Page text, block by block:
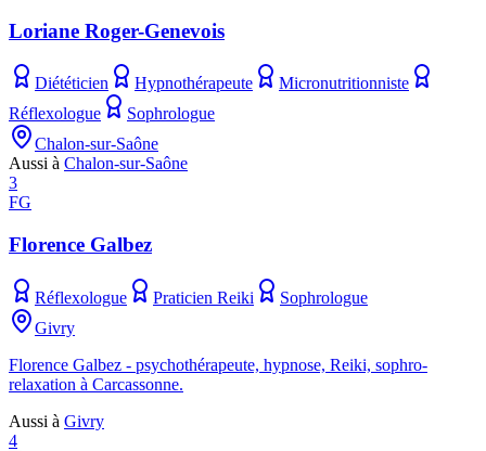
Loriane Roger-Genevois
Diététicien Hypnothérapeute
Micronutritionniste
Réflexologue
Sophrologue
Chalon-sur-Saône
Aussi à Chalon-sur-Saône
3
FG
Florence Galbez
Réflexologue Praticien Reiki
Sophrologue
Givry
Florence Galbez - psychothérapeute, hypnose, Reiki, sophro-
relaxation à Carcassonne.
Aussi à Givry
4